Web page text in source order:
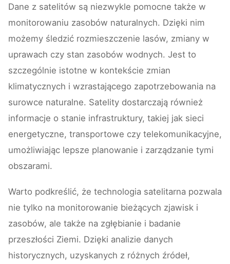
Dane z satelitów są niezwykle pomocne także w
monitorowaniu zasobów naturalnych. Dzięki nim
możemy śledzić rozmieszczenie lasów, zmiany w
uprawach czy stan zasobów wodnych. Jest to
szczególnie istotne w kontekście zmian
klimatycznych i wzrastającego zapotrzebowania na
surowce naturalne. Satelity dostarczają również
informacje o stanie infrastruktury, takiej jak sieci
energetyczne, transportowe czy telekomunikacyjne,
umożliwiając lepsze planowanie i zarządzanie tymi
obszarami.
Warto podkreślić, że technologia satelitarna pozwala
nie tylko na monitorowanie bieżących zjawisk i
zasobów, ale także na zgłębianie i badanie
przeszłości Ziemi. Dzięki analizie danych
historycznych, uzyskanych z różnych źródeł,